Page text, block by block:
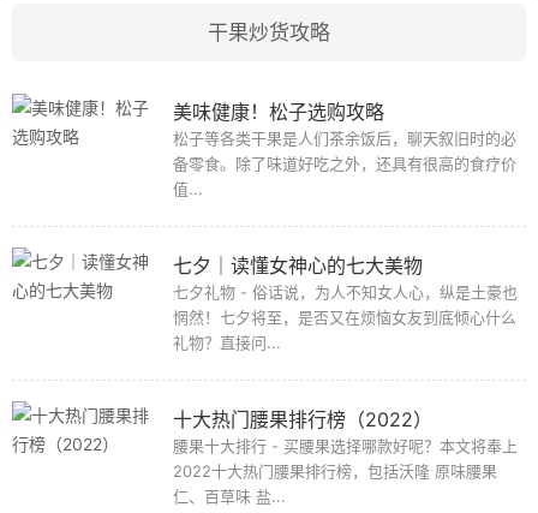
干果炒货攻略
美味健康！松子选购攻略
松子等各类干果是人们茶余饭后，聊天叙旧时的必
备零食。除了味道好吃之外，还具有很高的食疗价
值...
七夕│读懂女神心的七大美物
七夕礼物 - 俗话说，为人不知女人心，纵是土豪也
惘然！七夕将至，是否又在烦恼女友到底倾心什么
礼物？直接问...
十大热门腰果排行榜（2022）
腰果十大排行 - 买腰果选择哪款好呢？本文将奉上
2022十大热门腰果排行榜，包括沃隆 原味腰果
仁、百草味 盐...